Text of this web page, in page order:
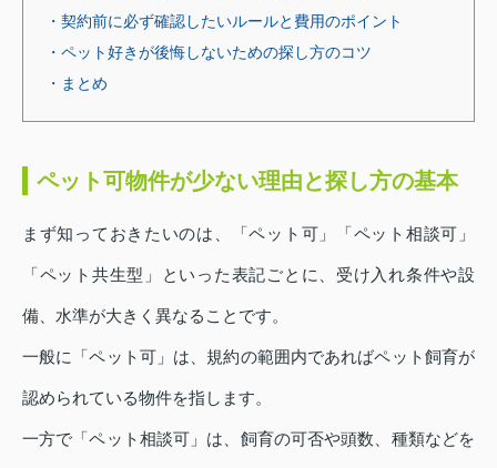
・契約前に必ず確認したいルールと費用のポイント
・ペット好きが後悔しないための探し方のコツ
・まとめ
ペット可物件が少ない理由と探し方の基本
まず知っておきたいのは、「ペット可」「ペット相談可」
「ペット共生型」といった表記ごとに、受け入れ条件や設
備、水準が大きく異なることです。
一般に「ペット可」は、規約の範囲内であればペット飼育が
認められている物件を指します。
一方で「ペット相談可」は、飼育の可否や頭数、種類などを